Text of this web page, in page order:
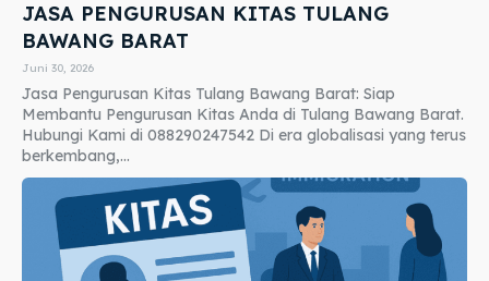
JASA PENGURUSAN KITAS TULANG
BAWANG BARAT
Juni 30, 2026
Jasa Pengurusan Kitas Tulang Bawang Barat: Siap
Membantu Pengurusan Kitas Anda di Tulang Bawang Barat.
Hubungi Kami di 088290247542 Di era globalisasi yang terus
berkembang,...